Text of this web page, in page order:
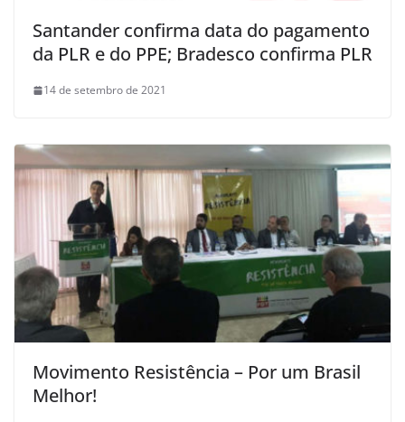
Santander confirma data do pagamento
da PLR e do PPE; Bradesco confirma PLR
14 de setembro de 2021
Movimento Resistência – Por um Brasil
Melhor!